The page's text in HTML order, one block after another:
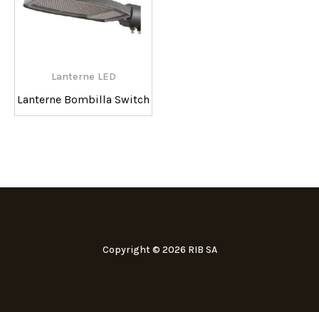
Lanterne LED
Lanterne Bombilla Switch
Copyright © 2026 RIB SA